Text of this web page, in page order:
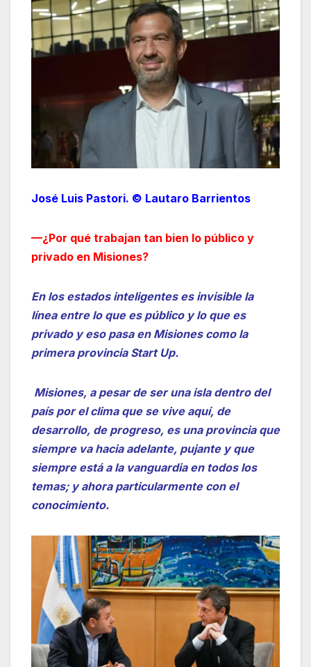
José Luis Pastori. © Lautaro Barrientos
—¿Por qué trabajan tan bien lo público y
privado en Misiones?
En los estados inteligentes es invisible la
línea entre lo que es público y lo que es
privado y eso pasa en Misiones como la
primera provincia Start Up.
Misiones, a pesar de ser una isla dentro del
país por el clima que se vive aquí, de
desarrollo, de progreso, es una provincia que
siempre va hacia adelante, pujante y que
siempre está a la vanguardia en todos los
temas; y ahora particularmente con el
conocimiento.